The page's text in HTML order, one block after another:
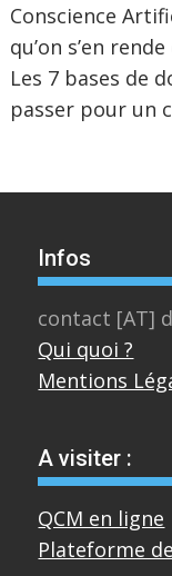
Conscience
qu’on s’en
Les 7 bases de
passer pour un
Infos
contact [AT]
Qui quoi ?
Mentions
A visiter :
QCM en ligne
Plateforme